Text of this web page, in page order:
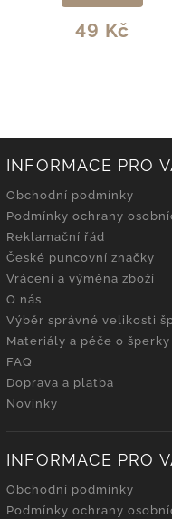
49 Kč
INFORMACE PRO
Obchodní podmínky
Podmínky ochrany
Reklamační řád
České puncovní značky
Vrácení a výměna zboží
O nás
Výběr správné velikosti
Materiály a péče o šperky
FAQ
Doprava a platba
Novinky
INFORMACE PRO
Obchodní podmínky
Podmínky ochrany